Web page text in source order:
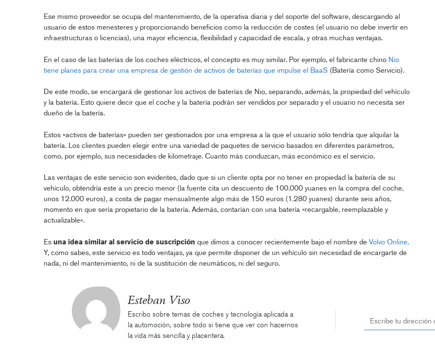
Ese mismo proveedor se ocupa del mantenimiento, de la operativa diaria y del soporte del software, descargando al
usuario de estos menesteres y proporcionando beneficios como la reducción de costes (el usuario no debe invertir en
infraestructuras o licencias), una mayor eficiencia, flexibilidad y capacidad de escala, y otras muchas ventajas.
En el caso de las baterías de los coches eléctricos, el concepto es muy similar. Por ejemplo, el fabricante chino Nio
tiene planes para crear una empresa de gestión de activos de baterías que impulse el BaaS(Batería como Servicio).
De este modo, se encargará de gestionar los activos de baterías de Nio, separando, además, la propiedad del vehículo
y la batería. Esto quiere decir que el coche y la batería podrán ser vendidos por separado y el usuario no necesita ser
dueño de la batería.
Estos «activos de baterías» pueden ser gestionados por una empresa a la que el usuario sólo tendría que alquilar la
batería. Los clientes pueden elegir entre una variedad de paquetes de servicio basados en diferentes parámetros,
como, por ejemplo, sus necesidades de kilometraje. Cuanto más conduzcan, más económico es el servicio.
Las ventajas de este servicio son evidentes, dado que si un cliente opta por no tener en propiedad la batería de su
vehículo, obtendría este a un precio menor (la fuente cita un descuento de 100.000 yuanes en la compra del coche,
unos 12.000 euros), a costa de pagar mensualmente algo más de 150 euros (1.280 yuanes) durante seis años,
momento en que sería propietario de la batería. Además, contarían con una batería «recargable, reemplazable y
actualizable».
Es una idea similar al servicio de suscripción que dimos a conocer recientemente bajo el nombre de Volvo Online.
Y, como sabes, este servicio es todo ventajas, ya que permite disponer de un vehículo sin necesidad de encargarte de
nada, ni del mantenimiento, ni de la sustitución de neumáticos, ni del seguro.
Esteban Viso
Escribo sobre temas de coches y tecnología aplicada a
la automoción, sobre todo si tiene que ver con hacernos
la vida más sencilla y placentera.